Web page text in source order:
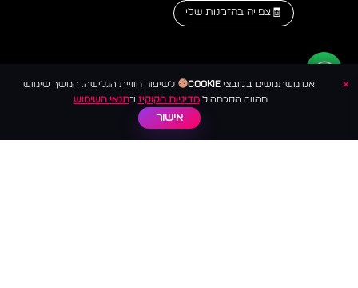
צפייה בהזמנות שלי
× אנו משתמשים בקובצי Cookie
לשיפור חוויית הגלישה. המשך שימוש
מהווה הסכמה למדיניות הקוקיז ו־תנאי השימוש
אישור